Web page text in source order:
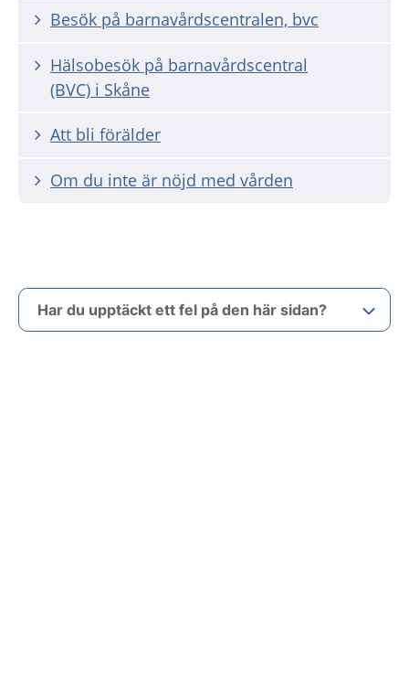
Besök på barnavårdscentralen, bvc
Hälsobesök på barnavårdscentral
(BVC) i Skåne
Att bli förälder
Om du inte är nöjd med vården
Har du upptäckt ett fel på den här sidan?